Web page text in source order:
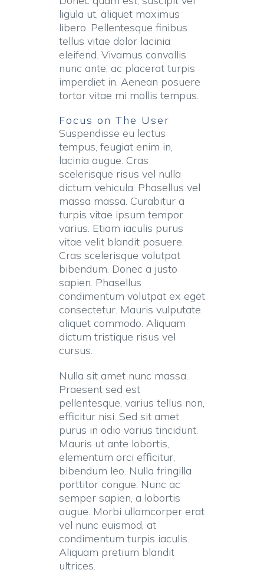
ligula ut, aliquet maximus
libero. Pellentesque finibus
tellus vitae dolor lacinia
eleifend. Vivamus convallis
nunc ante, ac placerat turpis
imperdiet in. Aenean posuere
tortor vitae mi mollis tempus.
Focus on The User
Suspendisse eu lectus
tempus, feugiat enim in,
lacinia augue. Cras
scelerisque risus vel nulla
dictum vehicula. Phasellus vel
massa massa. Curabitur a
turpis vitae ipsum tempor
varius. Etiam iaculis purus
vitae velit blandit posuere.
Cras scelerisque volutpat
bibendum. Donec a justo
sapien. Phasellus
condimentum volutpat ex eget
consectetur. Mauris vulputate
aliquet commodo. Aliquam
dictum tristique risus vel
cursus.
Nulla sit amet nunc massa.
Praesent sed est
pellentesque, varius tellus non,
efficitur nisi. Sed sit amet
purus in odio varius tincidunt.
Mauris ut ante lobortis,
elementum orci efficitur,
bibendum leo. Nulla fringilla
porttitor congue. Nunc ac
semper sapien, a lobortis
augue. Morbi ullamcorper erat
vel nunc euismod, at
condimentum turpis iaculis.
Aliquam pretium blandit
ultrices.